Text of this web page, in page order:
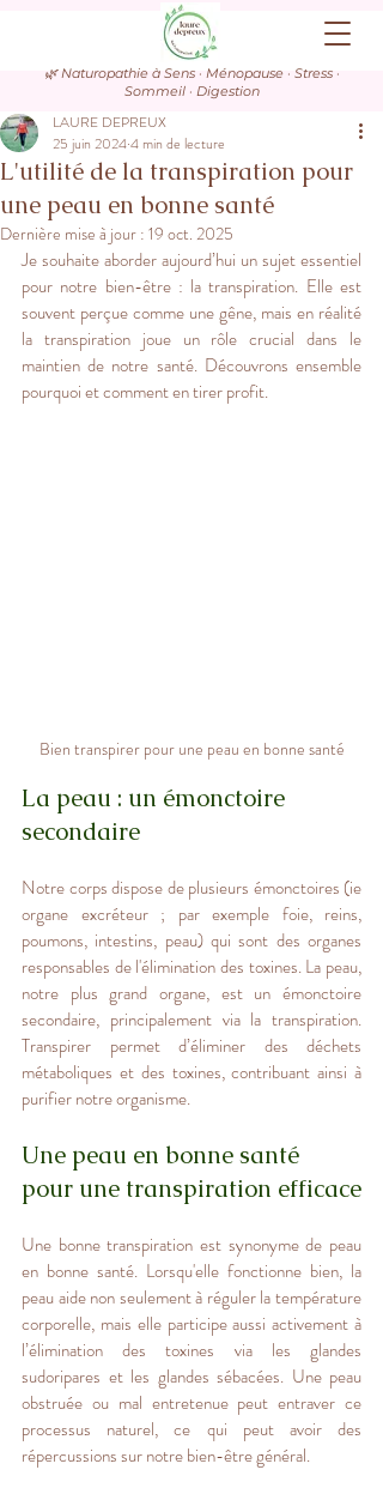
🌿 Naturopathie à Sens · Ménopause · Stress ·
Sommeil · Digestion
L'utilité de la transpiration pour
une peau en bonne santé
LAURE DEPREUX
25 juin 20244 min de lecture
Dernière mise à jour : 19 oct. 2025
Je souhaite aborder aujourd’hui un sujet essentiel
pour notre bien-être : la transpiration. Elle est
souvent perçue comme une gêne, mais en réalité
la transpiration joue un rôle crucial dans le
maintien de notre santé. Découvrons ensemble
pourquoi et comment en tirer profit.
Bien transpirer pour une peau en bonne santé
La peau : un émonctoire
secondaire
Notre corps dispose de plusieurs émonctoires (ie
organe excréteur ; par exemple foie, reins,
poumons, intestins, peau) qui sont des organes
responsables de l'élimination des toxines. La peau,
notre plus grand organe, est un émonctoire
secondaire, principalement via la transpiration.
Transpirer permet d’éliminer des déchets
métaboliques et des toxines, contribuant ainsi à
purifier notre organisme.
Une peau en bonne santé
pour une transpiration efficace
Une bonne transpiration est synonyme de peau
en bonne santé. Lorsqu'elle fonctionne bien, la
peau aide non seulement à réguler la température
corporelle, mais elle participe aussi activement à
l’élimination des toxines via les glandes
sudoripares et les glandes sébacées. Une peau
obstruée ou mal entretenue peut entraver ce
processus naturel, ce qui peut avoir des
répercussions sur notre bien-être général.